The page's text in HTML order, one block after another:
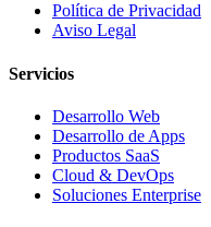
Política de Privacidad
Aviso Legal
Servicios
Desarrollo Web
Desarrollo de Apps
Productos SaaS
Cloud & DevOps
Soluciones Enterprise